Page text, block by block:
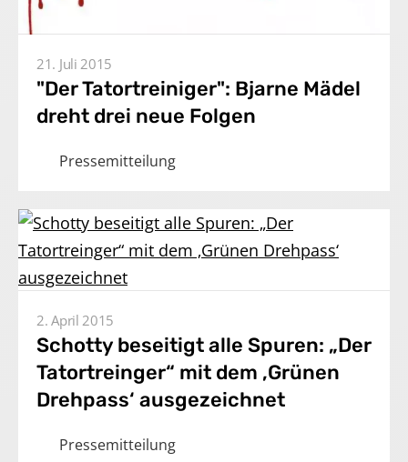
21. Juli 2015
"Der Tatortreiniger": Bjarne Mädel
dreht drei neue Folgen
Pressemitteilung
2. April 2015
Schotty beseitigt alle Spuren: „Der
Tatortreinger“ mit dem ‚Grünen
Drehpass‘ ausgezeichnet
Pressemitteilung